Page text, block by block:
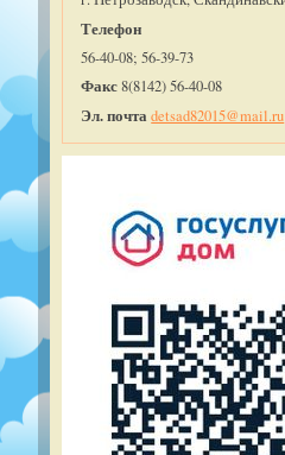
Телефон
56-40-08; 56-39-73
Факс8(8142) 56-40-08
Эл. почта detsad82015@mail.ru